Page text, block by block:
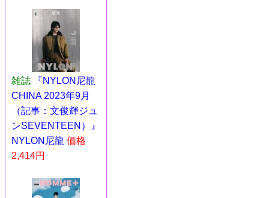
雑誌
『NYLON尼龍
CHINA 2023年9月
（記事：文俊輝ジュ
ンSEVENTEEN）』
NYLON尼龍 価格
2,414円